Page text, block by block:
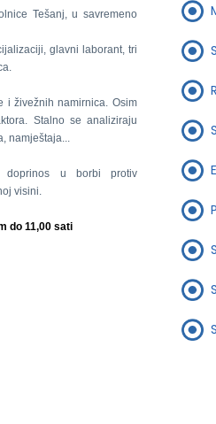
Tešanj, u savremeno
glavni laborant, tri
i živežnih namirnica. Osim
Stalno se analiziraju
namještaja...
doprinos u borbi protiv
visini.
do 11,00 sati